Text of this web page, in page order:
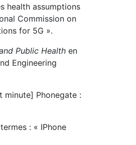
health assumptions
Commission on
for 5G ».
Public Health en
Engineering
minute] Phonegate :
: « IPhone